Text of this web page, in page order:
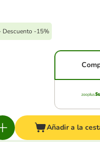
Descuento -15%
Añadir a la